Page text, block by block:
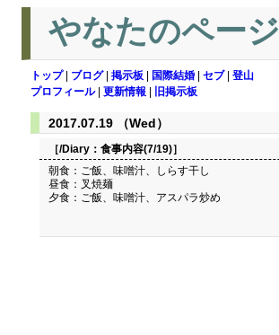
やなたのページ
トップ| ブログ| 掲示板 国際結婚 セブ| 登山
プロフィール| 更新情報 旧掲示板
2017.07.19 （Wed）
［/Diary： 食事内容(7/19)］
朝食：ご飯、味噌汁、しらす干し
昼食：叉焼麺
夕食：ご飯、味噌汁、アスパラ炒め